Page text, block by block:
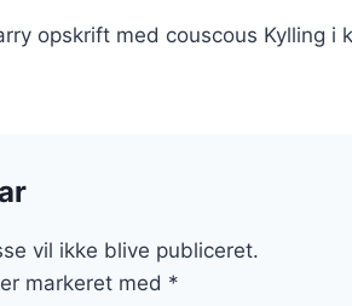
opskrift med couscous Kylling
vil ikke blive publiceret.
markeret med *